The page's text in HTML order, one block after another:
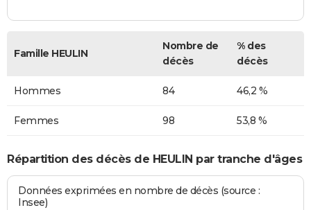
Famille HEULIN
Nombre de
décès
% des
décès
Hommes 84 46,2 %
Femmes 98 53,8 %
Répartition des décès de HEULIN par tranche d'âges
Données exprimées en nombre de décès (source :
Insee)